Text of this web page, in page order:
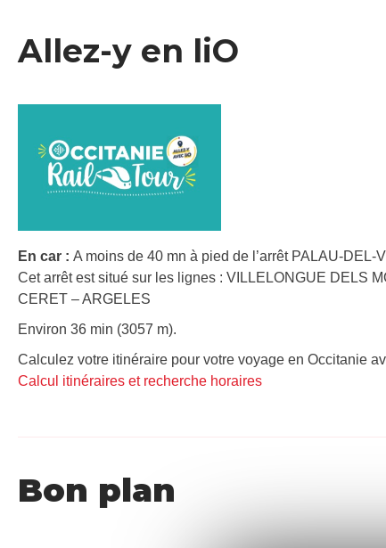
Allez-y en liO
En car : A moins de 40 mn à pied de l’arrêt PALAU-DEL-
Cet arrêt est situé sur les lignes : VILLELONGUE DELS
CERET – ARGELES
Environ 36 min (3057 m).
Calculez votre itinéraire pour votre voyage en Occitanie
Calcul itinéraires et recherche horaires
Bon plan